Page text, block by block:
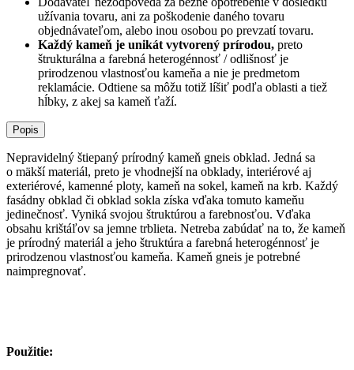
užívania tovaru, ani za poškodenie daného tovaru
objednávateľom, alebo inou osobou po prevzatí tovaru.
Každý kameň je unikát vytvorený prírodou, preto
štrukturálna a farebná heterogénnosť / odlišnosť je
prirodzenou vlastnosťou kameňa a nie je predmetom
reklamácie. Odtiene sa môžu totiž líšiť podľa oblasti a tiež
hĺbky, z akej sa kameň ťaží.
Popis
Nepravidelný štiepaný prírodný kameň gneis obklad. Jedná sa
o mäkší materiál, preto je vhodnejší na obklady, interiérové aj
exteriérové, kamenné ploty, kameň na sokel, kameň na krb. Každý
fasádny obklad či obklad sokla získa vďaka tomuto kameňu
jedinečnosť. Vyniká svojou štruktúrou a farebnosťou. Vďaka
obsahu krištáľov sa jemne trblieta. Netreba zabúdať na to, že kameň
je prírodný materiál a jeho štruktúra a farebná heterogénnosť je
prirodzenou vlastnosťou kameňa. Kameň gneis je potrebné
naimpregnovať.
Použitie: